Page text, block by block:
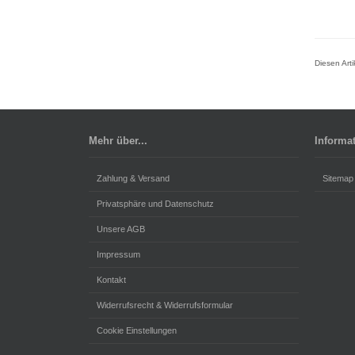
Diesen
Mehr über...
Zahlung & Versand
Privatsphäre und Datenschutz
Unsere AGB
Impressum
Kontakt
Widerrufsrecht & Widerrufsformular
Cookie Einstellungen
Sitemap